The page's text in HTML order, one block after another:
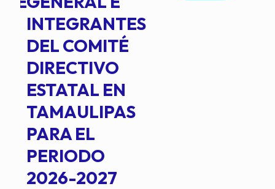
INTEGRANTES
DEL COMITÉ
DIRECTIVO
ESTATAL EN
TAMAULIPAS
PARA EL
PERIODO
2026-2027